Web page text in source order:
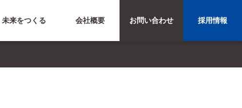
未来をつくる 会社概要 お問い合わせ 採用情報